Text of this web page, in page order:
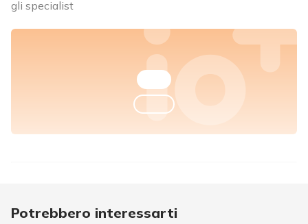
gli specialist
Potrebbero interessarti